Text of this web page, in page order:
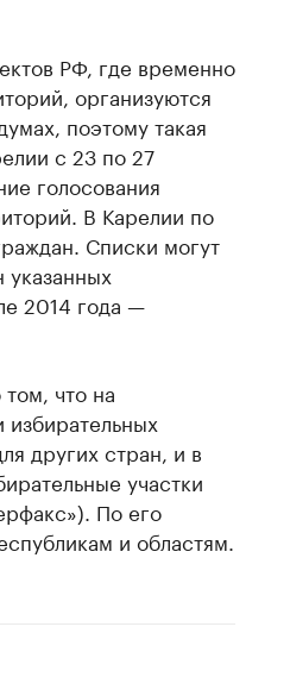
РФ, где временно
организуются
поэтому такая
с 23 по 27
голосования
В Карелии по
Списки могут
указанных
2014 года —
том, что на
других стран, и в
участки
По его
и областям.